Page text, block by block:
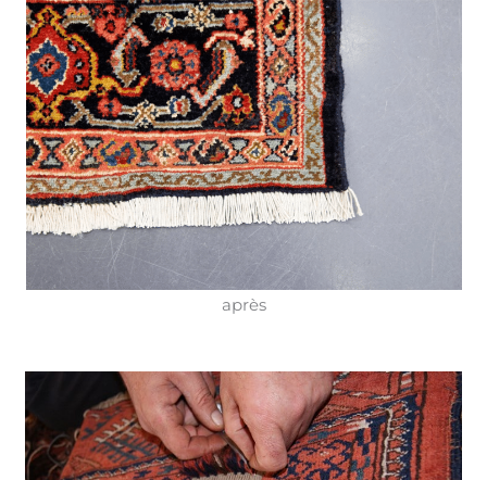
après